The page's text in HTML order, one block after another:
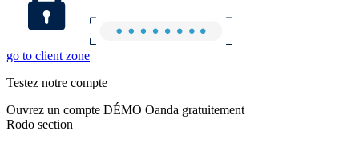
go to client zone
Testez notre compte
Ouvrez un compte DÉMO Oanda gratuitement
Rodo section